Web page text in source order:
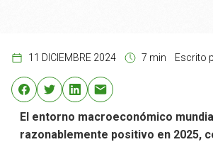
11 DICIEMBRE 2024 7 min Escrito
El entorno macroeconómico
razonablemente positivo en 2025,